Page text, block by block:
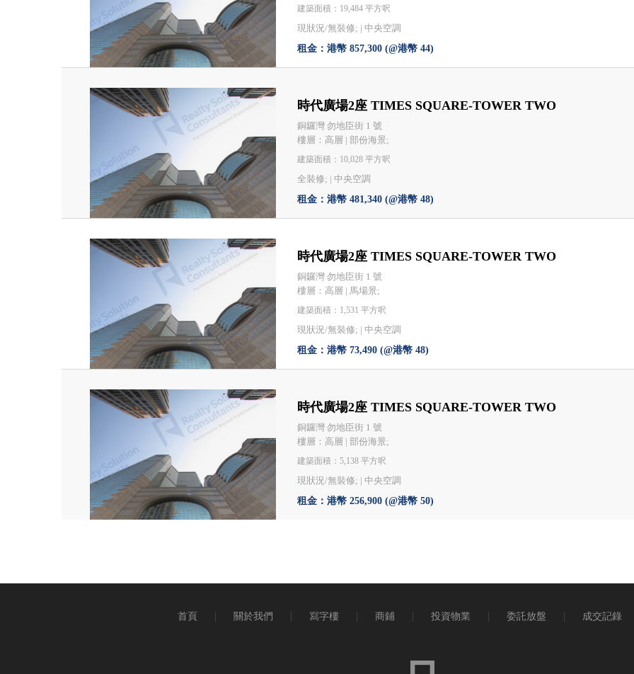
建築面積：19,484 平方呎
現狀況/無裝修; |中央空調
租金：港幣 857,300 (@港幣 44)
時代廣場2座 TIMES SQUARE-TOWER TWO
銅鑼灣 勿地臣街 1 號
樓層：高層 | 部份海景;
建築面積：10,028 平方呎
全裝修; |中央空調
租金：港幣 481,340 (@港幣 48)
時代廣場2座 TIMES SQUARE-TOWER TWO
銅鑼灣 勿地臣街 1 號
樓層：高層 | 馬場景;
建築面積：1,531 平方呎
現狀況/無裝修; |中央空調
租金：港幣 73,490 (@港幣 48)
時代廣場2座 TIMES SQUARE-TOWER TWO
銅鑼灣 勿地臣街 1 號
樓層：高層 | 部份海景;
建築面積：5,138 平方呎
現狀況/無裝修; |中央空調
租金：港幣 256,900 (@港幣 50)
首頁 關於我們 寫字樓 商鋪 投資物業 委託放盤 成交記錄